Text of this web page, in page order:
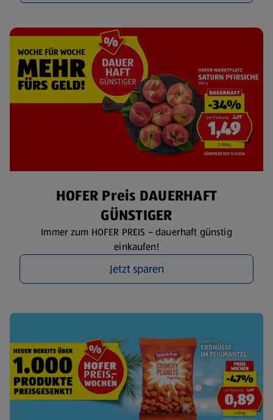
HOFER Preis DAUERHAFT
GÜNSTIGER
Immer zum HOFER PREIS – dauerhaft günstig
einkaufen!
Jetzt sparen